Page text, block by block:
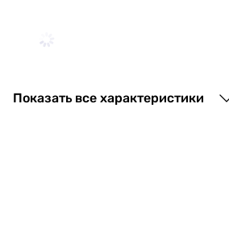
10 791
Показать все характеристики